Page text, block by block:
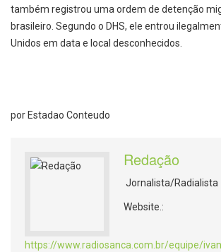
também registrou uma ordem de detenção
brasileiro. Segundo o DHS, ele entrou
Unidos em data e local desconhecidos.
por Estadao Conteudo
Redação
Jornalista/Radialista
Website.:
https://www.radiosanca.com.br/equipe/